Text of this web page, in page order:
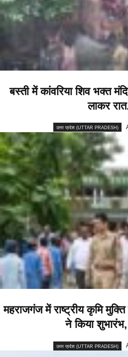
बस्ती में कांवरिया शिव भक्त
लाकर
उत्तर प्रदेश (UTTAR PRADESH)
महराजगंज में राष्ट्रीय कृमि
ने किया
उत्तर प्रदेश (UTTAR PRADESH)